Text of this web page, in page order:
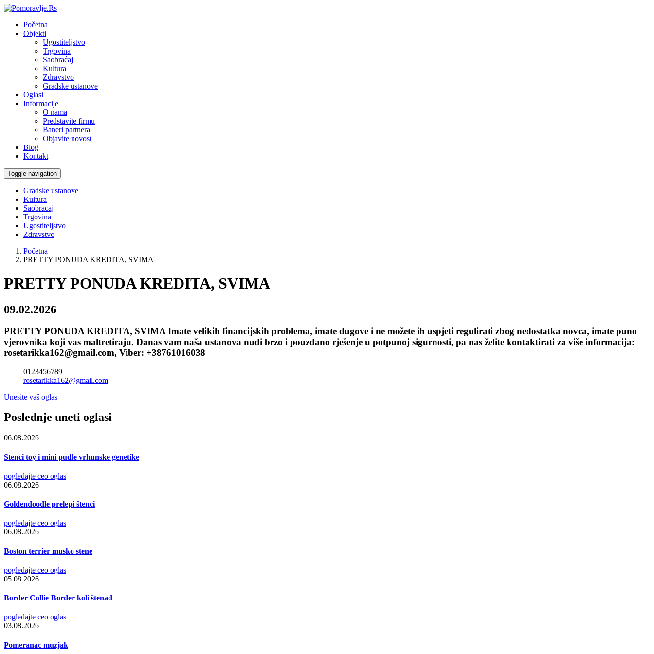
Početna
Objekti
Ugostiteljstvo
Trgovina
Saobraćaj
Kultura
Zdravstvo
Gradske ustanove
Oglasi
Informacije
O nama
Predstavite firmu
Baneri partnera
Objavite novost
Blog
Kontakt
Toggle navigation
Gradske ustanove
Kultura
Saobracaj
Trgovina
Ugostiteljstvo
Zdravstvo
Početna
PRETTY PONUDA KREDITA, SVIMA
PRETTY PONUDA KREDITA, SVIMA
09.02.2026
PRETTY PONUDA KREDITA, SVIMA Imate velikih financijskih problema, imate dugove i ne možete ih uspjeti regulirati zbog nedostatka novca, imate puno
vjerovnika koji vas maltretiraju. Danas vam naša ustanova nudi brzo i pouzdano rješenje u potpunoj sigurnosti, pa nas želite kontaktirati za više informacija:
rosetarikka162@gmail.com, Viber: +38761016038
0123456789
rosetarikka162@gmail.com
Unesite vaš oglas
Poslednje uneti oglasi
06.08.2026
Stenci toy i mini pudle vrhunske genetike
pogledajte ceo oglas
06.08.2026
Goldendoodle prelepi štenci
pogledajte ceo oglas
06.08.2026
Boston terrier musko stene
pogledajte ceo oglas
05.08.2026
Border Collie-Border koli štenad
pogledajte ceo oglas
03.08.2026
Pomeranac muzjak